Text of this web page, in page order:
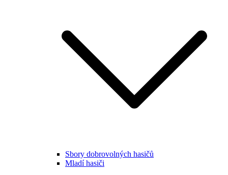
Sbory dobrovolných hasičů
Mladí hasiči